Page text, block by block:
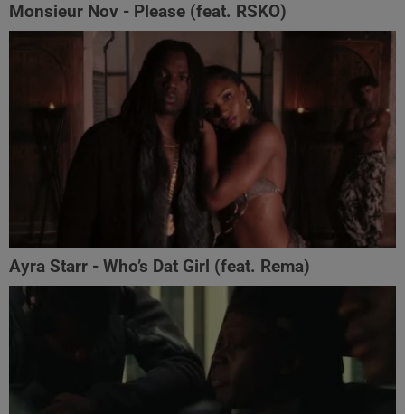
Monsieur Nov‬ - Please (feat. RSKO)
Ayra Starr - Who’s Dat Girl (feat. Rema)